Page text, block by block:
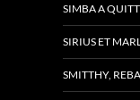
SIMBA A
SIRIUS ET
SMITTHY,